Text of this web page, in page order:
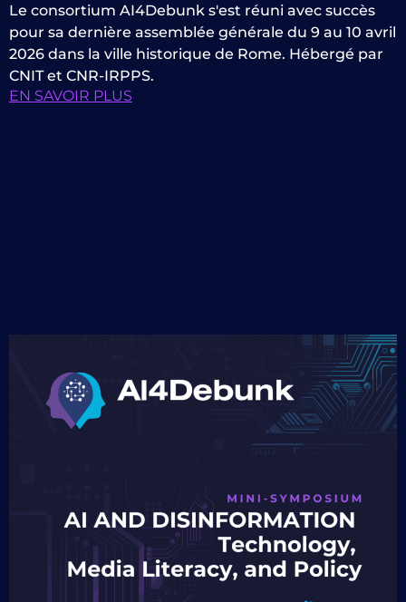
Le consortium AI4Debunk s'est réuni avec succès
pour sa dernière assemblée générale du 9 au 10 avril
2026 dans la ville historique de Rome. Hébergé par
CNIT et CNR-IRPPS.
EN SAVOIR PLUS